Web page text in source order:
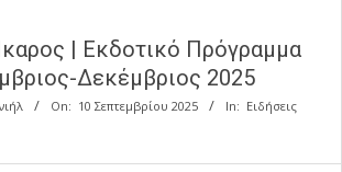
| Εκδοτικό Πρόγραμμα
Δεκέμβριος 2025
On: 10 Σεπτεμβρίου 2025 In: Ειδήσεις